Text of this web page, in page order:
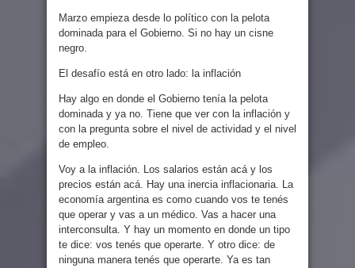
Marzo empieza desde lo político con la pelota
dominada para el Gobierno. Si no hay un cisne
negro.
El desafío está en otro lado: la inflación
Hay algo en donde el Gobierno tenía la pelota
dominada y ya no. Tiene que ver con la inflación y
con la pregunta sobre el nivel de actividad y el nivel
de empleo.
Voy a la inflación. Los salarios están acá y los
precios están acá. Hay una inercia inflacionaria. La
economía argentina es como cuando vos te tenés
que operar y vas a un médico. Vas a hacer una
interconsulta. Y hay un momento en donde un tipo
te dice: vos tenés que operarte. Y otro dice: de
ninguna manera tenés que operarte. Ya es tan